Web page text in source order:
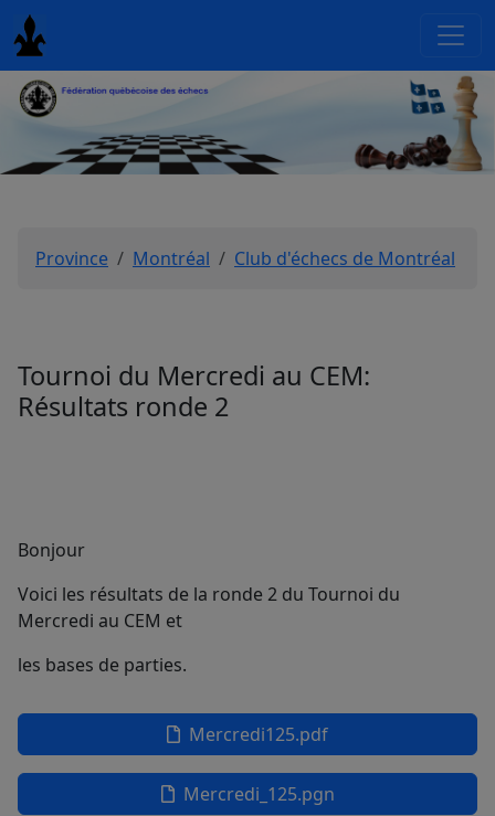
Province Montréal Club d'échecs de Montréal
Tournoi du Mercredi au CEM:
Résultats ronde 2
Bonjour
Voici les résultats de la ronde 2 du Tournoi du
Mercredi au CEM et
les bases de parties.
Mercredi125.pdf
Mercredi_125.pgn